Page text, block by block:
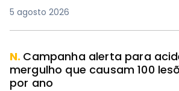
5 agosto 2026
N. Campanha alerta para
mergulho que causam 100
por ano